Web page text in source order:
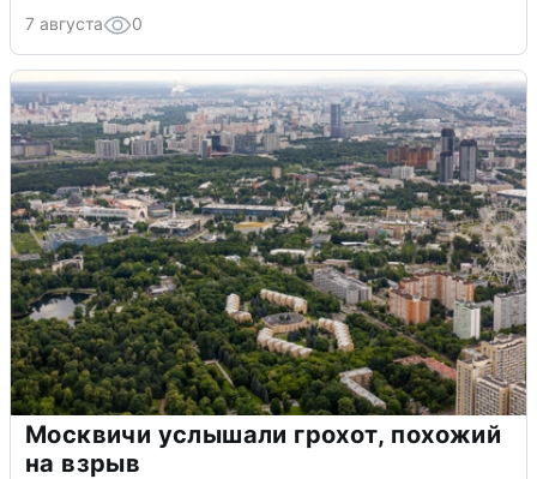
7 августа 0
Москвичи услышали грохот, похожий
на взрыв